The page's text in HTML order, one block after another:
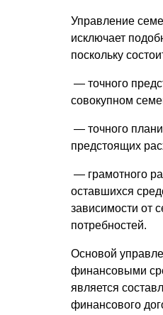
Управление
исключает
поскольку
— точного
совокупном
— точного
предстоящих
— грамотного
оставшихся
зависимости от
потребностей.
Основой
финансовыми
является
финансового